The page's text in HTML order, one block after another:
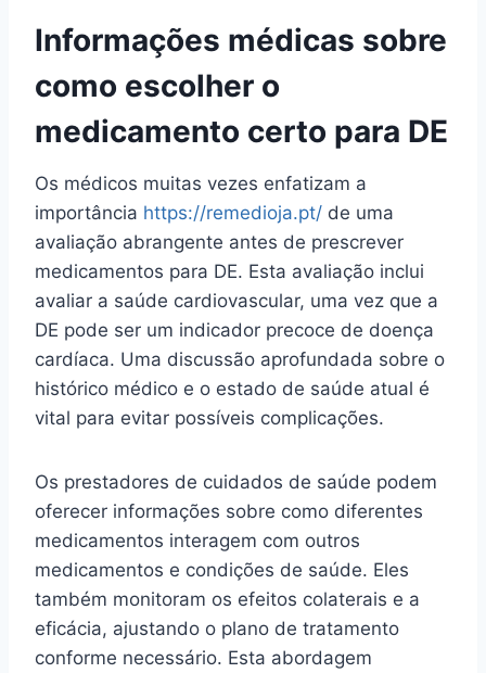
Informações médicas sobre
como escolher o
medicamento certo para DE
Os médicos muitas vezes enfatizam a
importância https://remedioja.pt/ de uma
avaliação abrangente antes de prescrever
medicamentos para DE. Esta avaliação inclui
avaliar a saúde cardiovascular, uma vez que a
DE pode ser um indicador precoce de doença
cardíaca. Uma discussão aprofundada sobre o
histórico médico e o estado de saúde atual é
vital para evitar possíveis complicações.
Os prestadores de cuidados de saúde podem
oferecer informações sobre como diferentes
medicamentos interagem com outros
medicamentos e condições de saúde. Eles
também monitoram os efeitos colaterais e a
eficácia, ajustando o plano de tratamento
conforme necessário. Esta abordagem